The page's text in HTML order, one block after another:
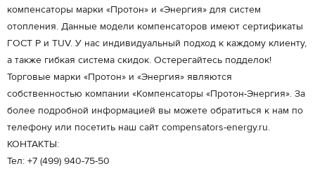
компенсаторы марки «Протон» и «Энергия» для систем
отопления. Данные модели компенсаторов имеют сертификаты
ГОСТ Р и TUV. У нас индивидуальный подход к каждому клиенту,
а также гибкая система скидок. Остерегайтесь подделок!
Торговые марки «Протон» и «Энергия» являются
собственностью компании «Компенсаторы «Протон-Энергия». За
более подробной информацией вы можете обратиться к нам по
телефону или посетить наш сайт compensators-energy.ru.
КОНТАКТЫ:
Тел: +7 (499) 940-75-50